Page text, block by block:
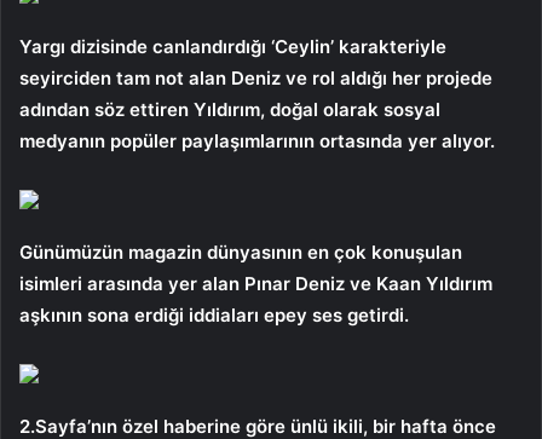
Yargı dizisinde canlandırdığı ‘Ceylin’ karakteriyle
seyirciden tam not alan Deniz ve rol aldığı her projede
adından söz ettiren Yıldırım, doğal olarak sosyal
medyanın popüler paylaşımlarının ortasında yer alıyor.
Günümüzün magazin dünyasının en çok konuşulan
isimleri arasında yer alan Pınar Deniz ve Kaan Yıldırım
aşkının sona erdiği iddiaları epey ses getirdi.
2.Sayfa’nın özel haberine göre ünlü ikili, bir hafta önce